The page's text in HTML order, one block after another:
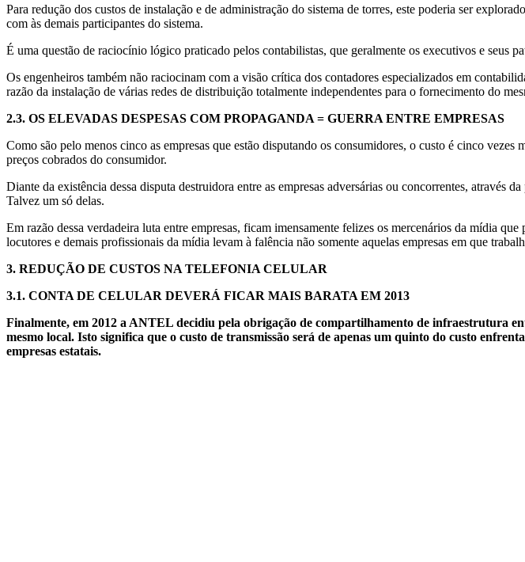
Para redução dos custos de instalação e de administração do sistema de torres, este poderia ser
com às demais participantes do sistema.
É uma questão de raciocínio lógico praticado pelos contabilistas, que geralmente os executivos e seus
Os engenheiros também não raciocinam com a visão crítica dos contadores especializados em
razão da instalação de várias redes de distribuição totalmente independentes para o fornecimento do
2.3. OS ELEVADAS DESPESAS COM PROPAGANDA = GUERRA ENTRE EMPRESAS
Como são pelo menos cinco as empresas que estão disputando os consumidores, o custo é cinco
preços cobrados do consumidor.
Diante da existência dessa disputa destruidora entre as empresas adversárias ou concorrentes, através
Talvez um só delas.
Em razão dessa verdadeira luta entre empresas, ficam imensamente felizes os mercenários da mídia
locutores e demais profissionais da mídia levam à falência não somente aquelas empresas em que
3. REDUÇÃO DE CUSTOS NA TELEFONIA CELULAR
3.1. CONTA DE CELULAR DEVERÁ FICAR MAIS BARATA EM 2013
Finalmente, em 2012 a ANTEL decidiu pela obrigação de compartilhamento de infraestrutura
mesmo local. Isto significa que o custo de transmissão será de apenas um quinto do custo
empresas estatais.